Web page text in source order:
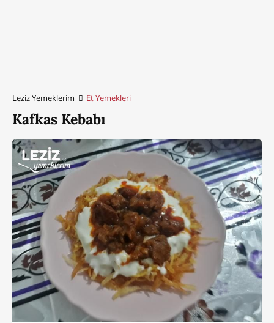
Leziz Yemeklerim Et Yemekleri
Kafkas Kebabı